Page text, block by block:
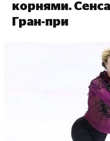
корнями.
Гран-при